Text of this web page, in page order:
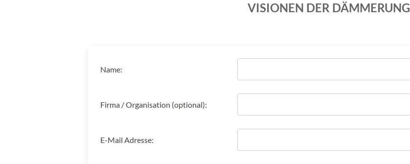
VISIONEN DER DÄMMERUNG
Name:
Firma / Organisation (optional):
E-Mail Adresse: